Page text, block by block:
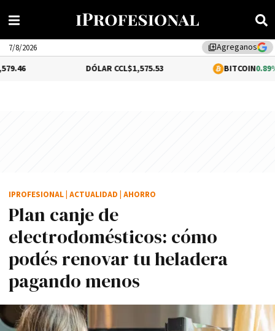
library_addAgreganos
7/8/2026
$1,575.53 0.89%$64,844.93
Plan canje de
electrodomésticos: cómo
podés renovar tu heladera
pagando menos
IPROFESIONAL ACTUALIDAD AHORRO